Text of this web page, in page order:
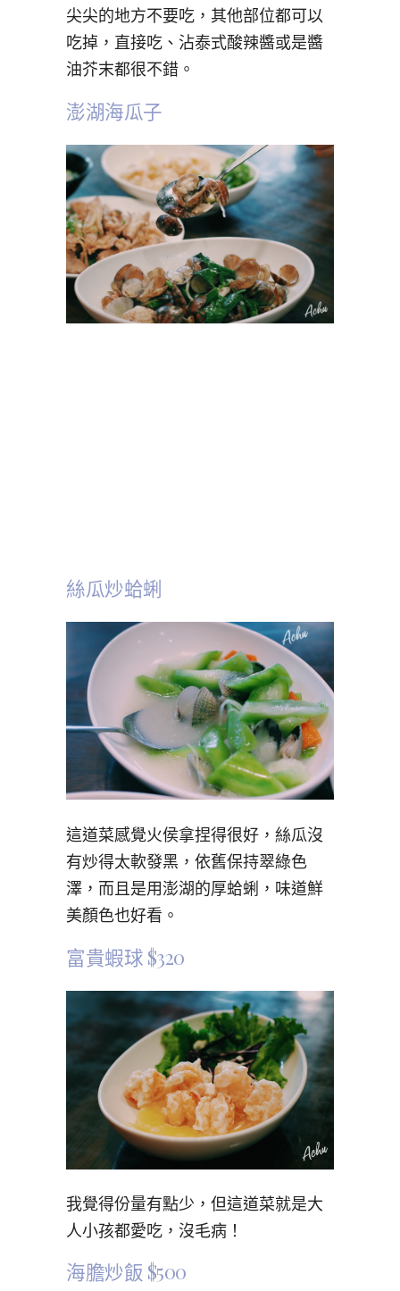
尖尖的地方不要吃，其他部位都可以
吃掉，直接吃、沾泰式酸辣醬或是醬
油芥末都很不錯。
澎湖海瓜子
絲瓜炒蛤蜊
這道菜感覺火侯拿捏得很好，絲瓜沒
有炒得太軟發黑，依舊保持翠綠色
澤，而且是用澎湖的厚蛤蜊，味道鮮
美顏色也好看。
富貴蝦球 $320
我覺得份量有點少，但這道菜就是大
人小孩都愛吃，沒毛病！
海膽炒飯 $500